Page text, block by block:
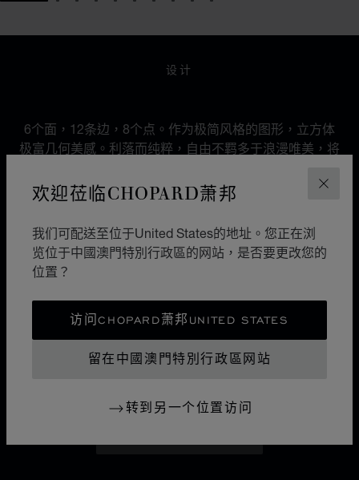
关闭
欢迎莅临CHOPARD萧邦
我们可配送至位于United States的地址。您正在浏
览位于中國澳門特別行政區的网站，是否要更改您的
位置？
访问CHOPARD萧邦UNITED STATES
留在中國澳門特別行政區网站
转到另一个位置访问
GO TO SLIDE 1GO TO SLIDE 2
GO TO SLIDE 3
GO TO SLIDE 4
GO TO SLIDE 5
GO TO SLIDE 6
GO TO SLIDE 7
GO TO SLIDE 8
GO TO SLIDE 9
GO TO SLIDE 10
设计
6个面，12条边，8个点。作为极简风格的图形，立方体
极富几何美感。利落而纯粹，自由不羁多于浪漫唯美，将
派之上。
光影雕琢
Cube系列的新篇章。全球品牌大使贝拉·哈迪德在抽象风
格的城市天际线下闪耀大胆魅力，绽放属于午夜城市的像